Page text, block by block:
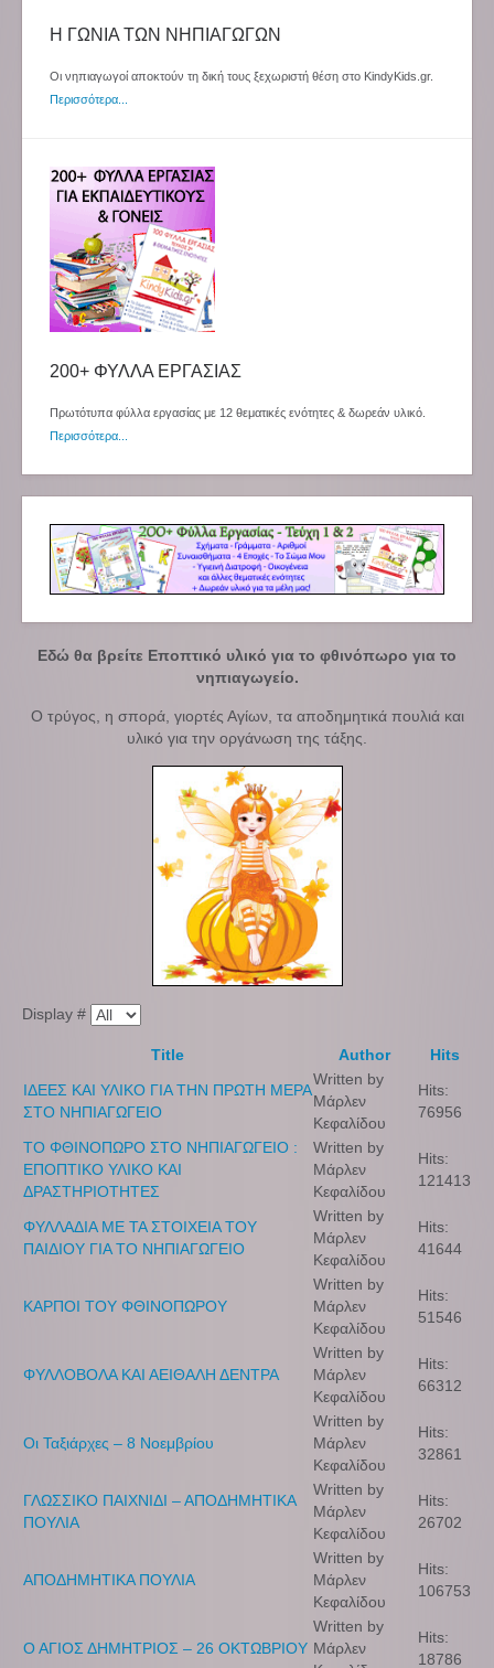
Η ΓΩΝΙΑ ΤΩΝ ΝΗΠΙΑΓΩΓΩΝ
Οι νηπιαγωγοί αποκτούν τη δική τους ξεχωριστή θέση στο KindyKids.gr.
Περισσότερα...
200+ ΦΥΛΛΑ ΕΡΓΑΣΙΑΣ
Πρωτότυπα φύλλα εργασίας με 12 θεματικές ενότητες & δωρεάν υλικό.
Περισσότερα...
Εδώ θα βρείτε Εποπτικό υλικό για το φθινόπωρο για το
νηπιαγωγείο.
Ο τρύγος, η σπορά, γιορτές Αγίων, τα αποδημητικά πουλιά και
υλικό για την οργάνωση της τάξης.
Display #
Title Author
Hits
ΙΔΕΕΣ ΚΑΙ ΥΛΙΚΟ ΓΙΑ ΤΗΝ ΠΡΩΤΗ ΜΕΡΑ
ΣΤΟ ΝΗΠΙΑΓΩΓΕΙΟ
Written by
Μάρλεν
Κεφαλίδου
Hits:
76956
ΤΟ ΦΘΙΝΟΠΩΡΟ ΣΤΟ ΝΗΠΙΑΓΩΓΕΙΟ :
ΕΠΟΠΤΙΚΟ ΥΛΙΚΟ ΚΑΙ
ΔΡΑΣΤΗΡΙΟΤΗΤΕΣ
Written by
Μάρλεν
Κεφαλίδου
Hits:
121413
ΦΥΛΛΑΔΙΑ ΜΕ ΤΑ ΣΤΟΙΧΕΙΑ ΤΟΥ
ΠΑΙΔΙΟΥ ΓΙΑ ΤΟ ΝΗΠΙΑΓΩΓΕΙΟ
Written by
Μάρλεν
Κεφαλίδου
Hits:
41644
ΚΑΡΠΟΙ ΤΟΥ ΦΘΙΝΟΠΩΡΟΥ
Written by
Μάρλεν
Κεφαλίδου
Hits:
51546
ΦΥΛΛΟΒΟΛΑ ΚΑΙ ΑΕΙΘΑΛΗ ΔΕΝΤΡΑ
Written by
Μάρλεν
Κεφαλίδου
Hits:
66312
Οι Ταξιάρχες – 8 Νοεμβρίου
Written by
Μάρλεν
Κεφαλίδου
Hits:
32861
ΓΛΩΣΣΙΚΟ ΠΑΙΧΝΙΔΙ – ΑΠΟΔΗΜΗΤΙΚΑ
ΠΟΥΛΙΑ
Written by
Μάρλεν
Κεφαλίδου
Hits:
26702
ΑΠΟΔΗΜΗΤΙΚΑ ΠΟΥΛΙΑ
Written by
Μάρλεν
Κεφαλίδου
Hits:
106753
Ο ΑΓΙΟΣ ΔΗΜΗΤΡΙΟΣ – 26 ΟΚΤΩΒΡΙΟΥ
Written by
Μάρλεν
Hits:
18786